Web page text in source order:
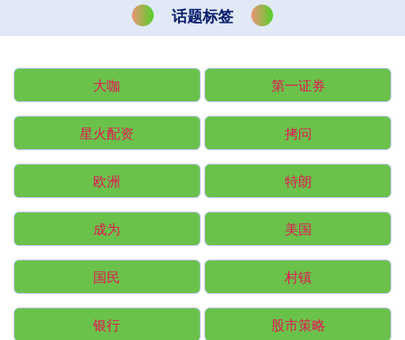
话题标签
大咖 第一证券
星火配资 拷问
欧洲 特朗
成为 美国
国民 村镇
银行 股市策略